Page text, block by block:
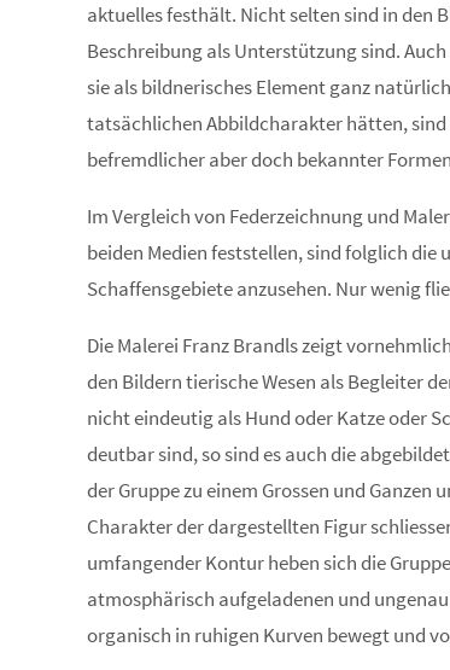
aktuelles festhält. Nicht selten sind in den
Beschreibung als Unterstützung sind.
sie als bildnerisches Element ganz
tatsächlichen Abbildcharakter hätten,
befremdlicher aber doch bekannter
Im Vergleich von Federzeichnung und
beiden Medien feststellen, sind folglich
Schaffensgebiete anzusehen. Nur wenig
Die Malerei Franz Brandls zeigt
den Bildern tierische Wesen als Begleiter
nicht eindeutig als Hund oder Katze oder
deutbar sind, so sind es auch die
der Gruppe zu einem Grossen und Ganzen
Charakter der dargestellten Figur
umfangender Kontur heben sich die
atmosphärisch aufgeladenen und
organisch in ruhigen Kurven bewegt und